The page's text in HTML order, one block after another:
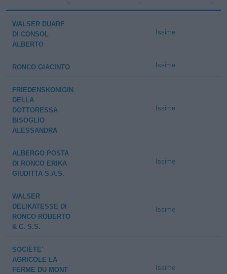
WALSER DUARF
DI CONSOL
ALBERTO
Issime
RONCO GIACINTO Issime
FRIEDENSKONIGIN
DELLA
DOTTORESSA
BISOGLIO
ALESSANDRA
Issime
ALBERGO POSTA
DI RONCO ERIKA
GIUDITTA S.A.S.
Issime
WALSER
DELIKATESSE DI
RONCO ROBERTO
& C. S.S.
Issime
SOCIETE'
AGRICOLE LA
FERME DU MONT
Issime